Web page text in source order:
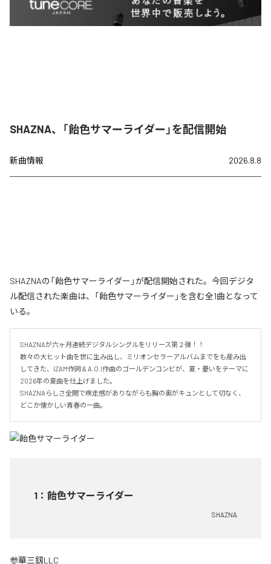
SHAZNA、「飴色サマーライダー」を配信開始
新曲情報 2026.8.8
SHAZNAの「飴色サマーライダー」が配信開始された。今回デジタ
ル配信された楽曲は、「飴色サマーライダー」を含む全1曲となって
いる。
SHAZNAが六ヶ月連続デジタルシングルをリリース第２弾！！
数々の大ヒット曲を世に生み出し、ミリオンセラーアルバムまでをも産み出
してきた、IZAM作詞 & A.O.I作曲のゴールデンコンビが、夏・憂いをテーマに
2026年の夏曲を仕上げました。
SHAZNAらしさ全開で疾走感がありながらも胸の奥がキュンとして切なく、
どこか懐かしい青春の一曲。
1 ： 飴色サマーライダー
SHAZNA
参華三釼LLC